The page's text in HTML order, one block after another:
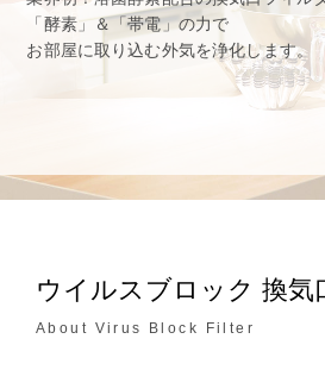
ウイルスブロック 換気
About Virus Block Filter
「酵素」＆「帯電」の力で
お部屋に取り込む外気を浄化します。